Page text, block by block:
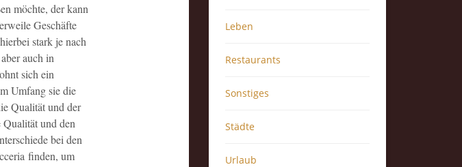
möchte, der kann
Geschäfte
stark je nach
auch in
sich ein
Umfang sie die
Qualität und der
Qualität und den
bei den
finden, um
Leben
Restaurants
Sonstiges
Städte
Urlaub